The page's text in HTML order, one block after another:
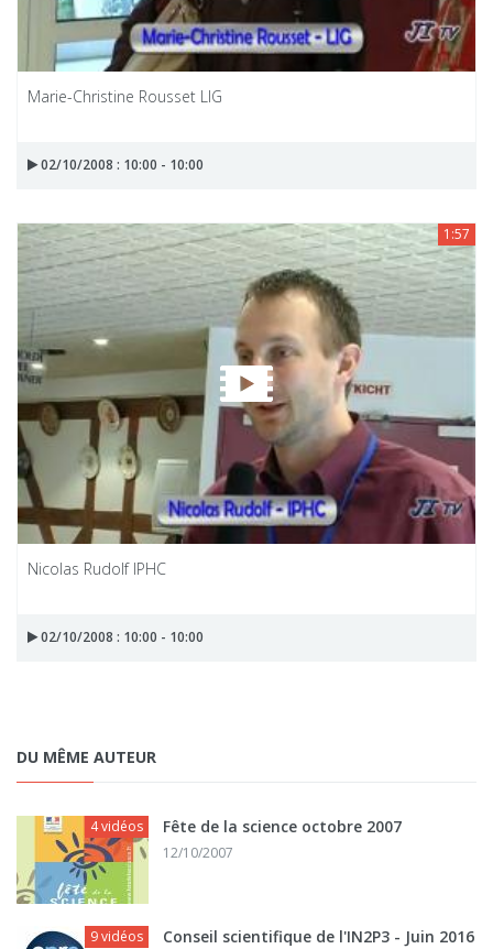
Marie-Christine Rousset LIG
02/10/2008 : 10:00 - 10:00
1:57
Nicolas Rudolf IPHC
02/10/2008 : 10:00 - 10:00
DU MÊME AUTEUR
4 vidéos Fête de la science octobre 2007
12/10/2007
9 vidéos Conseil scientifique de l'IN2P3 - Juin 2016